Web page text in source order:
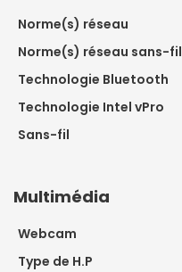
Norme(s) réseau
Norme(s) réseau sans-fil
Technologie Bluetooth
Technologie Intel vPro
Sans-fil
Multimédia
Webcam
Type de H.P